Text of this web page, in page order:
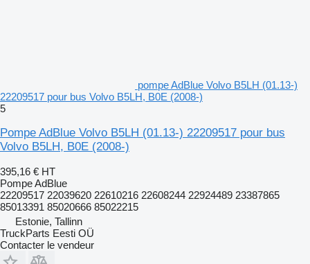
pompe AdBlue Volvo B5LH (01.13-)
22209517 pour bus Volvo B5LH, B0E (2008-)
5
Pompe AdBlue Volvo B5LH (01.13-) 22209517 pour bus
Volvo B5LH, B0E (2008-)
395,16 € HT
Pompe AdBlue
22209517 22039620 22610216 22608244 22924489 23387865
85013391 85020666 85022215
Estonie, Tallinn
TruckParts Eesti OÜ
Contacter le vendeur